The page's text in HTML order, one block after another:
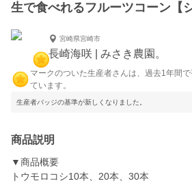
生で食べれるフルーツコーン【
宮崎県宮崎市
長崎海咲 | みさき農園。
マークのついた生産者さんは、過去1年間
ています。
生産者バッジの基準が新しくなりました。
商品説明
▼商品概要
トウモロコシ10本、20本、30本